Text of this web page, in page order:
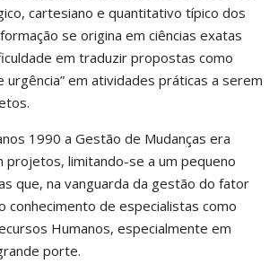
cartesiano e quantitativo típico dos
se origina em ciências exatas
em traduzir propostas como
urgência” em atividades práticas a serem
1990 a Gestão de Mudanças era
projetos, limitando-se a um pequeno
que, na vanguarda da gestão do fator
conhecimento de especialistas como
Humanos, especialmente em
porte.